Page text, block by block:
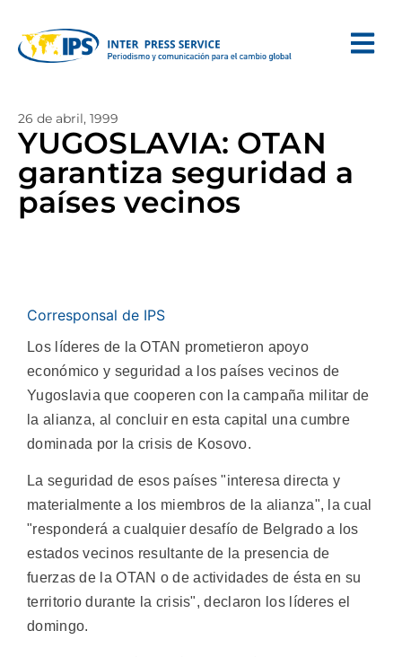
26 de abril, 1999
YUGOSLAVIA: OTAN
garantiza seguridad a
países vecinos
Corresponsal de IPS
Los líderes de la OTAN prometieron apoyo
económico y seguridad a los países vecinos de
Yugoslavia que cooperen con la campaña militar de
la alianza, al concluir en esta capital una cumbre
dominada por la crisis de Kosovo.
La seguridad de esos países "interesa directa y
materialmente a los miembros de la alianza", la cual
"responderá a cualquier desafío de Belgrado a los
estados vecinos resultante de la presencia de
fuerzas de la OTAN o de actividades de ésta en su
territorio durante la crisis", declaron los líderes el
domingo.